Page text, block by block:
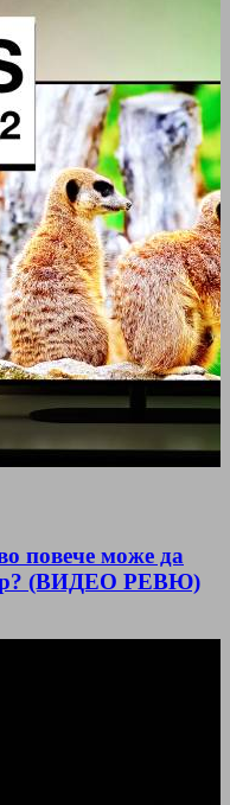
повече може да
(ВИДЕО РЕВЮ)